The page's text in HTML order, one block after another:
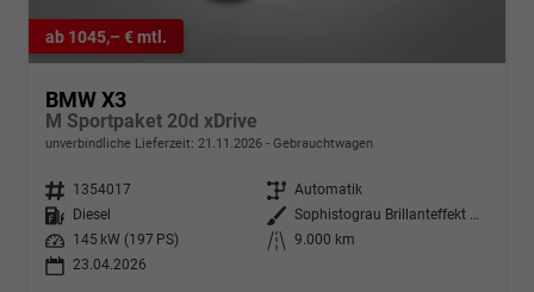
ab 1045,– € mtl.
BMW X3
M Sportpaket 20d xDrive
unverbindliche Lieferzeit: 21.11.2026 Gebrauchtwagen
Fahrzeugnr. 1354017 Getriebe Automatik
Kraftstoff
Diesel Außenfarbe
Sophistograu Brillanteffekt metallic
Leistung
145 kW (197 PS) Kilometerstand
9.000 km
23.04.2026